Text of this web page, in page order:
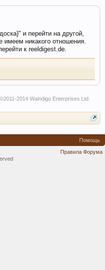
и перейти на другой,
имеем никакого отношения.
к reeldigest.de.
2014 Waindigo Enterprises Ltd.
Помощь
Правила Форума